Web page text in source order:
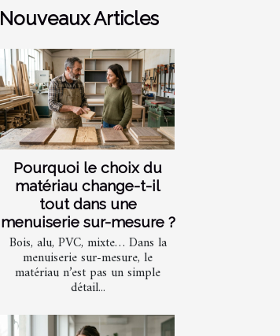
Nouveaux Articles
Pourquoi le choix du
matériau change-t-il
tout dans une
menuiserie sur-mesure ?
Bois, alu, PVC, mixte… Dans la
menuiserie sur-mesure, le
matériau n’est pas un simple
détail...